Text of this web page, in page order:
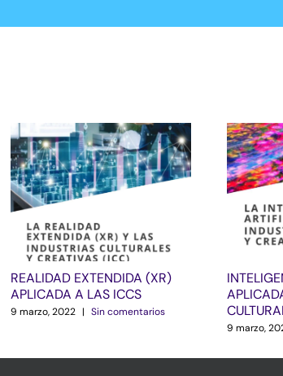
REALIDAD EXTENDIDA (XR)
APLICADA A LAS ICCS
9 marzo, 2022 | Sin comentarios
9 marzo,